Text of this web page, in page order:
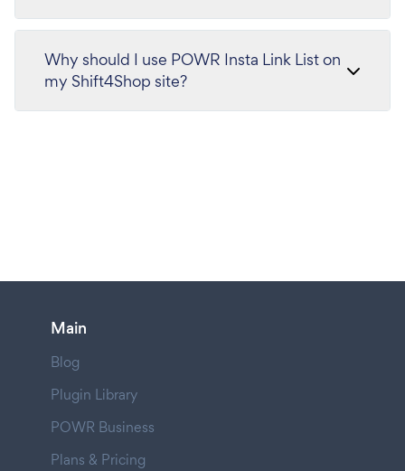
Why should I use POWR Insta Link List on
my Shift4Shop site?
Main
Blog
Plugin Library
POWR Business
Plans & Pricing